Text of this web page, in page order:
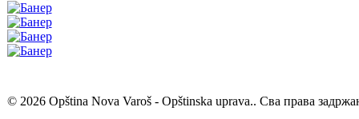
© 2026 Opština Nova Varoš - Opštinska uprava.. Сва права